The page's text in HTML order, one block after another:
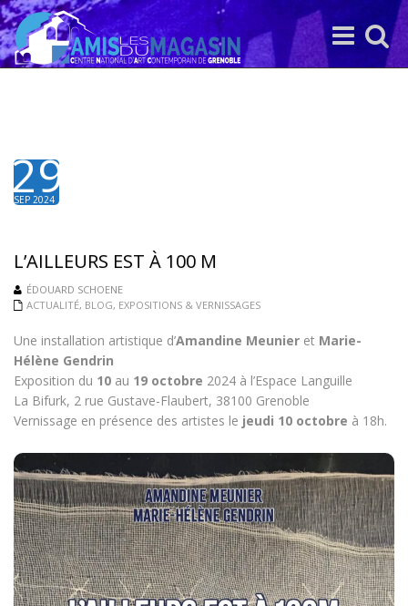
Toggle
search
Toggle
navigation
29
SEP 2024
L’AILLEURS EST À 100 M
ÉDOUARD SCHOENE
ACTUALITÉ, BLOG, EXPOSITIONS & VERNISSAGES
Une installation artistique d’Amandine Meunier et Marie-
Hélène Gendrin
Exposition du 10 au 19 octobre 2024 à l’Espace Languille
La Bifurk, 2 rue Gustave-Flaubert, 38100 Grenoble
Vernissage en présence des artistes le jeudi 10 octobre à 18h.